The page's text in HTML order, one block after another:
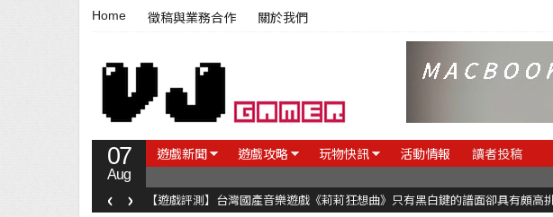
Home 徵稿與業務合作 關於我們
07
Aug
遊戲新聞 遊戲攻略 玩物快訊 活動情報 讀者投稿
【遊戲評測】台灣國產音樂遊戲《莉莉狂想曲》只有黑白鍵的譜面卻具有頗高
‹ ›